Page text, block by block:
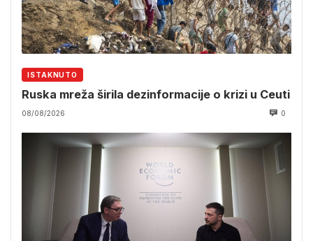
ISTAKNUTO
Ruska mreža širila dezinformacije o krizi u Ceuti
08/08/2026 0